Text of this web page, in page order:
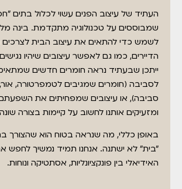
העתיד של עיצוב הפנים עשוי לכלול בתים
שמבוססים על טכנולוגיה מתקדמת. בינה
לשמש כדי להתאים את עיצוב הבית לצרכים
הדיירים, כמו גם לאפשר עיצובים שיהיו
ייתכן שבעתיד נראה חומרים חדשים
לסביבה (חומרים שמגיבים לטמפרטורה,
סביבה), או עיצובים שמפחיתים את
ומזעיקים אותנו לחשוב על קיימות בצורה
באופן כללי, מה שנראה בטוח הוא שהצורך
"בית" לא ישתנה. אנחנו תמיד נמשיך לחפש
האידיאלי בין פונקציונליות, אסתטיקה ונוחות.